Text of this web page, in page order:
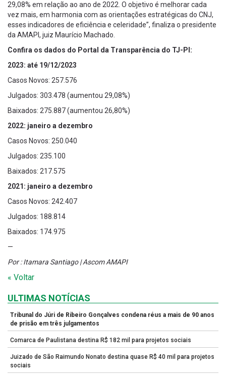
29,08% em relação ao ano de 2022. O objetivo é melhorar cada
vez mais, em harmonia com as orientações estratégicas do CNJ,
esses indicadores de eficiência e celeridade”, finaliza o presidente
da AMAPI, juiz Maurício Machado.
Confira os dados do Portal da Transparência do TJ-PI:
2023: até 19/12/2023
Casos Novos: 257.576
Julgados: 303.478 (aumentou 29,08%)
Baixados: 275.887 (aumentou 26,80%)
2022: janeiro a dezembro
Casos Novos: 250.040
Julgados: 235.100
Baixados: 217.575
2021: janeiro a dezembro
Casos Novos: 242.407
Julgados: 188.814
Baixados: 174.975
—
Por : Itamara Santiago | Ascom AMAPI
« Voltar
ULTIMAS NOTÍCIAS
Tribunal do Júri de Ribeiro Gonçalves condena réus a mais de 90 anos
de prisão em três julgamentos
Comarca de Paulistana destina R$ 182 mil para projetos sociais
Juizado de São Raimundo Nonato destina quase R$ 40 mil para projetos
sociais